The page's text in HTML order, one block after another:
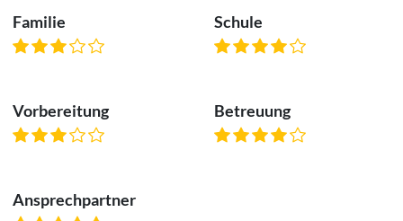
Familie Schule
Vorbereitung Betreuung
Ansprechpartner